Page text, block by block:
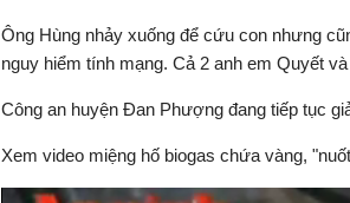
Ông Hùng nhảy xuống để cứu con nhưng
nguy hiểm tính mạng. Cả 2 anh em Quyết
Công an huyện Đan Phượng đang tiếp tục
Xem video miệng hố biogas chứa vàng,